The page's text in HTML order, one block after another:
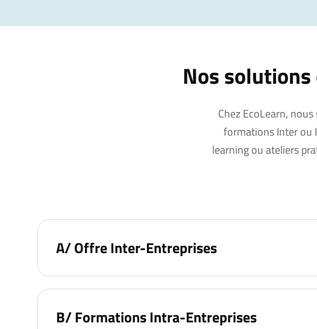
Nos
Chez EcoLearn,
formations Inter ou
learning ou ateliers
A/ Offre Inter-Entreprises
B/ Formations Intra-Entreprises